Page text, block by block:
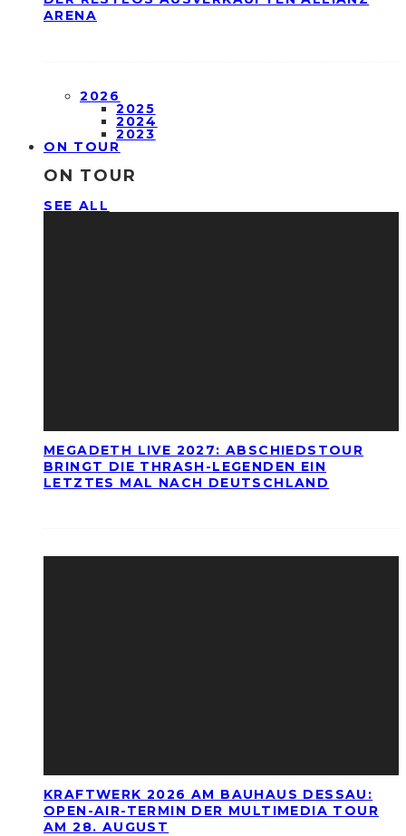
ARENA
2026
2025
2024
2023
ON TOUR
ON TOUR
SEE ALL
MEGADETH LIVE 2027: ABSCHIEDSTOUR
BRINGT DIE THRASH-LEGENDEN EIN
LETZTES MAL NACH DEUTSCHLAND
KRAFTWERK 2026 AM BAUHAUS DESSAU:
OPEN-AIR-TERMIN DER MULTIMEDIA TOUR
AM 28. AUGUST